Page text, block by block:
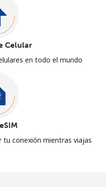
Celular
en todo el mundo
tu conexión mientras viajas